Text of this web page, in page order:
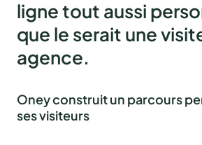
ligne tout aussi
que le serait une
agence.
Oney construit un parcours
ses visiteurs